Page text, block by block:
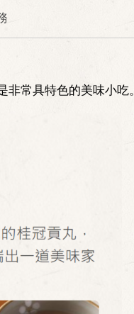
常具特色的美味小吃。